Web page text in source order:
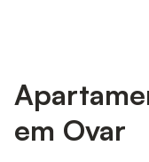
em Ovar